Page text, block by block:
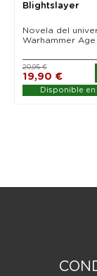
Blightslayer
Novela del
Warhammer Age
19,90 €
20,95 €
Disponible en